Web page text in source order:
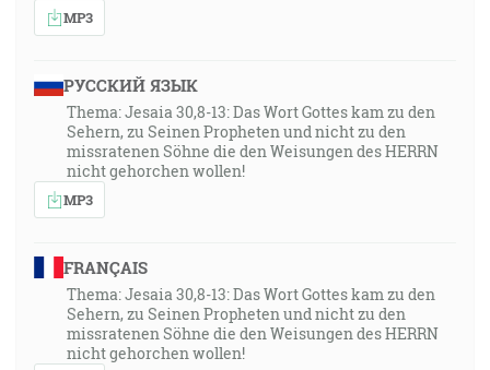
MP3
РУССКИЙ ЯЗЫК
Thema: Jesaia 30,8-13: Das Wort Gottes kam zu den
Sehern, zu Seinen Propheten und nicht zu den
missratenen Söhne die den Weisungen des HERRN
nicht gehorchen wollen!
MP3
FRANÇAIS
Thema: Jesaia 30,8-13: Das Wort Gottes kam zu den
Sehern, zu Seinen Propheten und nicht zu den
missratenen Söhne die den Weisungen des HERRN
nicht gehorchen wollen!